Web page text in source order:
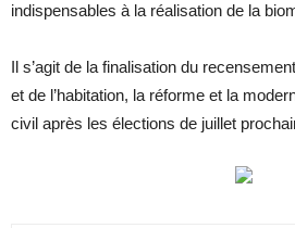
indispensables à la réalisation de la
Il s’agit de la finalisation du
et de l’habitation, la réforme et la
civil après les élections de juillet